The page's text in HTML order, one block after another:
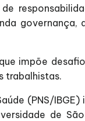
governança,
impõe
trabalhistas.
(PNS/IBGE)
de